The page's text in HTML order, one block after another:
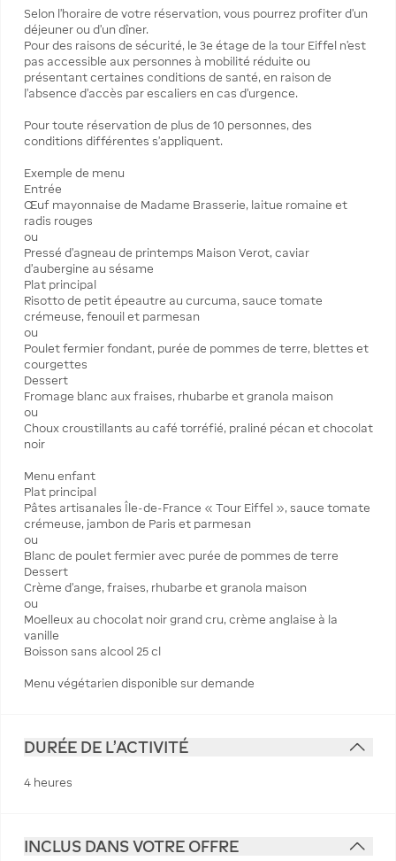
Selon l’horaire de votre réservation, vous pourrez profiter d’un
déjeuner ou d’un dîner.
Pour des raisons de sécurité, le 3e étage de la tour Eiffel n’est
pas accessible aux personnes à mobilité réduite ou
présentant certaines conditions de santé, en raison de
l’absence d’accès par escaliers en cas d’urgence.
Pour toute réservation de plus de 10 personnes, des
conditions différentes s’appliquent.
Exemple de menu
Entrée
Œuf mayonnaise de Madame Brasserie, laitue romaine et
radis rouges
ou
Pressé d’agneau de printemps Maison Verot, caviar
d’aubergine au sésame
Plat principal
Risotto de petit épeautre au curcuma, sauce tomate
crémeuse, fenouil et parmesan
ou
Poulet fermier fondant, purée de pommes de terre, blettes et
courgettes
Dessert
Fromage blanc aux fraises, rhubarbe et granola maison
ou
Choux croustillants au café torréfié, praliné pécan et chocolat
noir
Menu enfant
Plat principal
Pâtes artisanales Île-de-France « Tour Eiffel », sauce tomate
crémeuse, jambon de Paris et parmesan
ou
Blanc de poulet fermier avec purée de pommes de terre
Dessert
Crème d’ange, fraises, rhubarbe et granola maison
ou
Moelleux au chocolat noir grand cru, crème anglaise à la
vanille
Boisson sans alcool 25 cl
Menu végétarien disponible sur demande
DURÉE DE L'ACTIVITÉ
4 heures
INCLUS DANS VOTRE OFFRE